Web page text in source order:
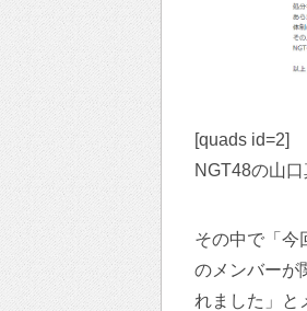
[quads id=2]
NGT48の山
その中で「今
のメンバーが
れました」と